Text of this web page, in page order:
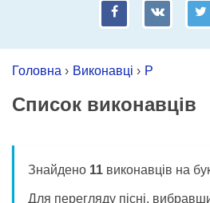
fb vk tw
Головна › Виконавці › Р
Список виконавців
Знайдено 11 виконавців на
Для перегляду пісні,